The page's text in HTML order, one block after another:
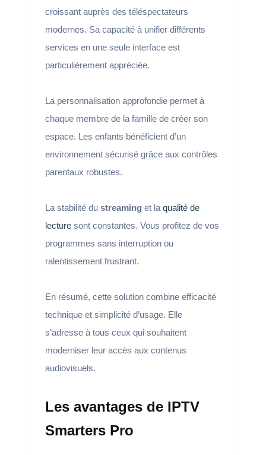
croissant auprès des téléspectateurs
modernes. Sa capacité à unifier différents
services en une seule interface est
particulièrement appréciée.
La personnalisation approfondie permet à
chaque membre de la famille de créer son
espace. Les enfants bénéficient d’un
environnement sécurisé grâce aux contrôles
parentaux robustes.
La stabilité du streaming et la qualité de
lecturesont constantes. Vous profitez de vos
programmes sans interruption ou
ralentissement frustrant.
En résumé, cette solution combine efficacité
technique et simplicité d’usage. Elle
s’adresse à tous ceux qui souhaitent
moderniser leur accès aux contenus
audiovisuels.
Les avantages de IPTV
Smarters Pro